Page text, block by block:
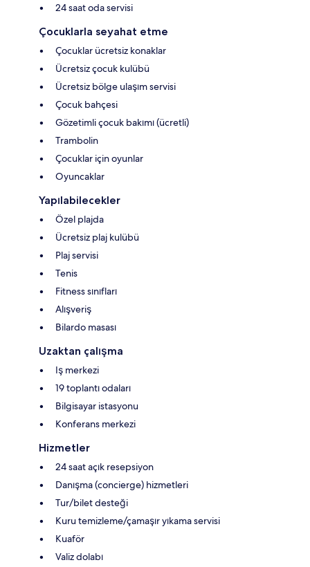
24 saat oda servisi
Çocuklarla seyahat etme
Çocuklar ücretsiz konaklar
Ücretsiz çocuk kulübü
Ücretsiz bölge ulaşım servisi
Çocuk bahçesi
Gözetimli çocuk bakımı (ücretli)
Trambolin
Çocuklar için oyunlar
Oyuncaklar
Yapılabilecekler
Özel plajda
Ücretsiz plaj kulübü
Plaj servisi
Tenis
Fitness sınıfları
Alışveriş
Bilardo masası
Uzaktan çalışma
Iş merkezi
19 toplantı odaları
Bilgisayar istasyonu
Konferans merkezi
Hizmetler
24 saat açık resepsiyon
Danışma (concierge) hizmetleri
Tur/bilet desteği
Kuru temizleme/çamaşır yıkama servisi
Kuaför
Valiz dolabı